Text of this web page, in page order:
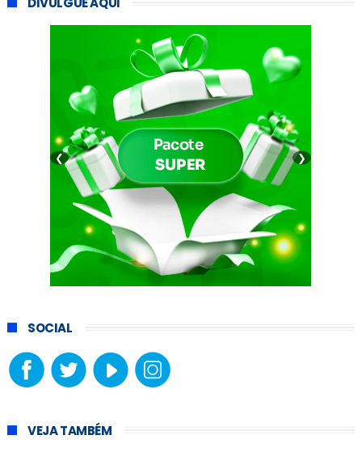
❮ ❯
SOCIAL
VEJA TAMBÉM